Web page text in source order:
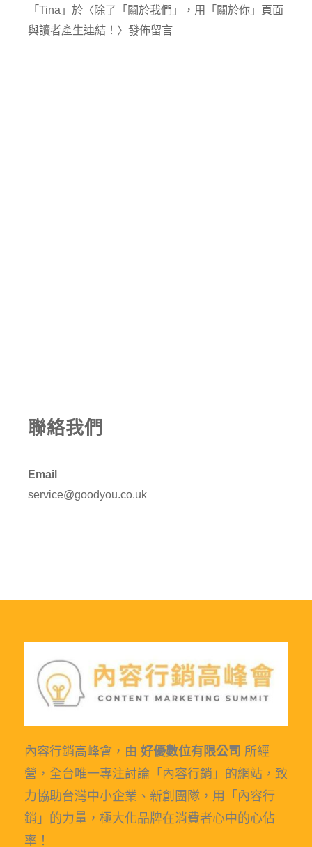
「 Tina 」於〈除了「關於我們」，用「關於你」頁面
與讀者產生連結！ 〉發佈留言
聯絡我們
Email
service@goodyou.co.uk
內容行銷高峰會，由 好優數位有限公司 所經
營，全台唯一專注討論「內容行銷」的網站，致
力協助台灣中小企業、新創團隊，用「內容行
銷」的力量，極大化品牌在消費者心中的心佔
率！